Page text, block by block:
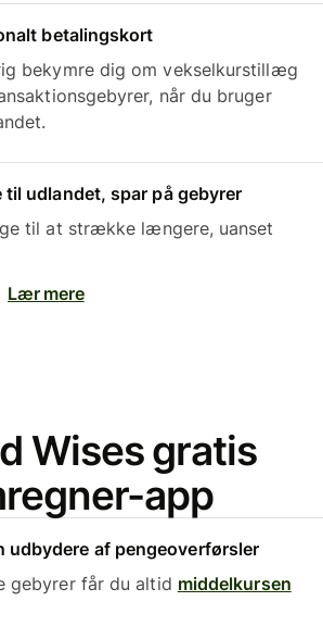
betalingskort
bekymre dig om vekselkurstillæg
når du bruger
til udlandet, spar på gebyrer
til at strække længere, uanset
Lær mere
Wises gratis
app
udbydere af pengeoverførsler
gebyrer får du altid middelkursen